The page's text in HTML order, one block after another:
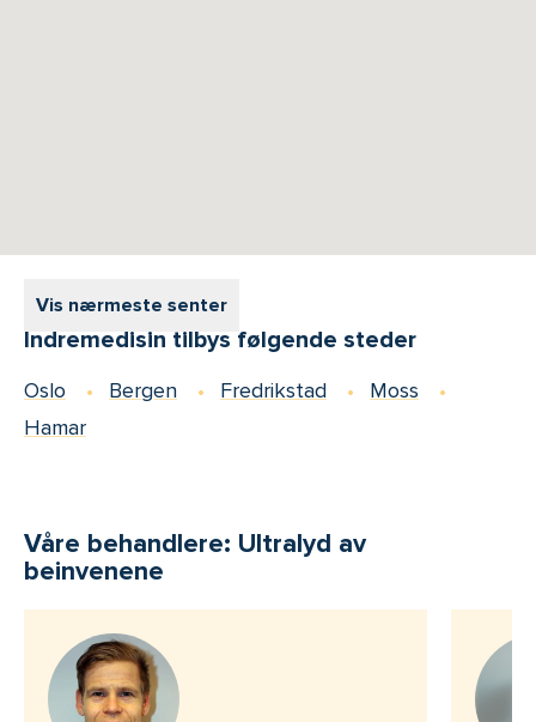
Vis nærmeste senter
Indremedisin tilbys følgende steder
Oslo Bergen Fredrikstad
Moss
Hamar
Våre behandlere: Ultralyd av
beinvenene